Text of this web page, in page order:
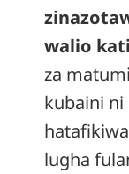
walio
za
kubaini ni
lugha